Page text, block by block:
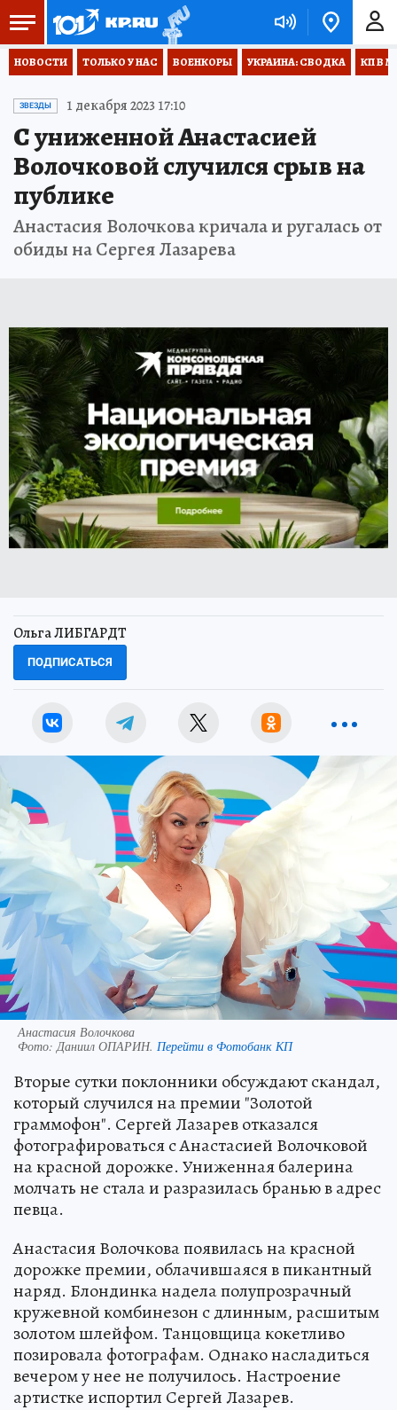
НОВОСТИ ТОЛЬКО У НАС ВОЕНКОРЫ УКРАИНА: СВОДКА КП В
ЗВЕЗДЫ 1 декабря 2023 17:10
С униженной Анастасией
Волочковой случился срыв на
публике
Анастасия Волочкова кричала и ругалась от
обиды на Сергея Лазарева
Ольга ЛИБГАРДТ
ПОДПИСАТЬСЯ
Анастасия Волочкова
Фото: Даниил ОПАРИН. Перейти в Фотобанк КП
Вторые сутки поклонники обсуждают скандал,
который случился на премии "Золотой
граммофон". Сергей Лазарев отказался
фотографироваться с Анастасией Волочковой
на красной дорожке. Униженная балерина
молчать не стала и разразилась бранью в адрес
певца.
Анастасия Волочкова появилась на красной
дорожке премии, облачившаяся в пикантный
наряд. Блондинка надела полупрозрачный
кружевной комбинезон с длинным, расшитым
золотом шлейфом. Танцовщица кокетливо
позировала фотографам. Однако насладиться
вечером у нее не получилось. Настроение
артистке испортил Сергей Лазарев.